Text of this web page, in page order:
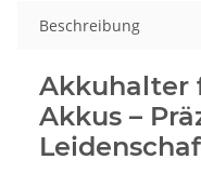
Beschreibung
Akkuhalter
Akkus –